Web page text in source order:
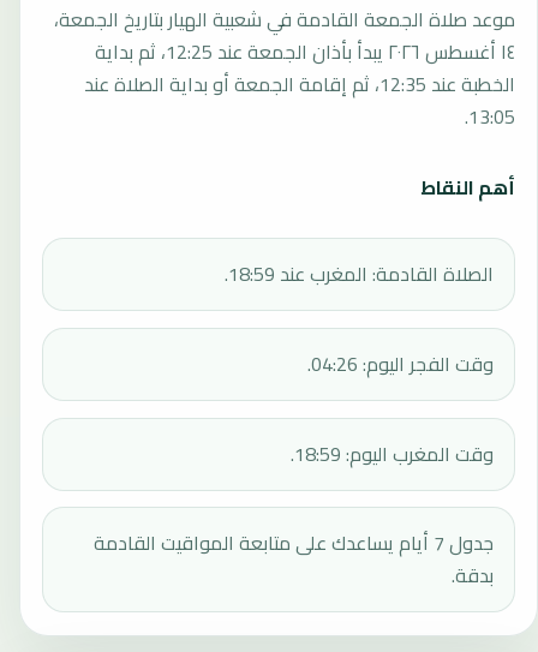
موعد صلاة الجمعة القادمة في شعبية الهيار بتاريخ الجمعة،
١٤ أغسطس ٢٠٢٦ يبدأ بأذان الجمعة عند 12:25، ثم بداية
الخطبة عند 12:35، ثم إقامة الجمعة أو بداية الصلاة عند
13:05.
أهم النقاط
الصلاة القادمة: المغرب عند 18:59.
وقت الفجر اليوم: 04:26.
وقت المغرب اليوم: 18:59.
جدول 7 أيام يساعدك على متابعة المواقيت القادمة
بدقة.